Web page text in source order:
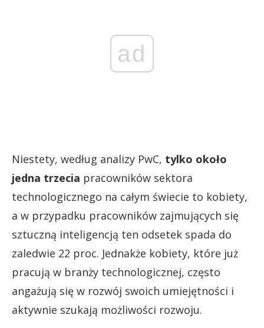
ad
Niestety, według analizy PwC, tylko około
jedna trzecia pracowników sektora
technologicznego na całym świecie to kobiety,
a w przypadku pracowników zajmujących się
sztuczną inteligencją ten odsetek spada do
zaledwie 22 proc. Jednakże kobiety, które już
pracują w branży technologicznej, często
angażują się w rozwój swoich umiejętności i
aktywnie szukają możliwości rozwoju.